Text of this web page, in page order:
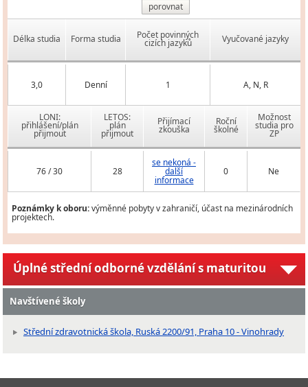
porovnat
Délka studia Forma studia Počet povinných
cizích jazyků Vyučované jazyky
3,0 Denní 1 A, N, R
LONI:
přihlášení/plán
přijmout
LETOS:
plán
přijmout
Přijímací
zkouška
Roční
školné
Možnost
studia pro
ZP
76 / 30 28
se nekoná -
další
informace
0 Ne
Poznámky k oboru:výměnné pobyty v zahraničí, účast na mezinárodních
projektech.
Úplné střední odborné vzdělání s maturitou
Navštívené školy
Střední zdravotnická škola, Ruská 2200/91, Praha 10 - Vinohrady